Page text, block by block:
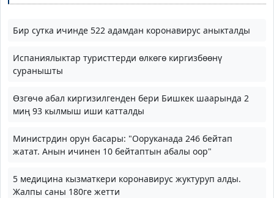
Бир сутка ичинде 522 адамдан коронавирус аныкталды
Испаниялыктар туристтерди өлкөгө киргизбөөнү
суранышты
Өзгөчө абал киргизилгенден бери Бишкек шаарында 2
миң 93 кылмыш иши катталды
Министрдин орун басары: "Ооруканада 246 бейтап
жатат. Анын ичинен 10 бейтаптын абалы оор"
5 медицина кызматкери коронавирус жуктуруп алды.
Жалпы саны 180ге жетти